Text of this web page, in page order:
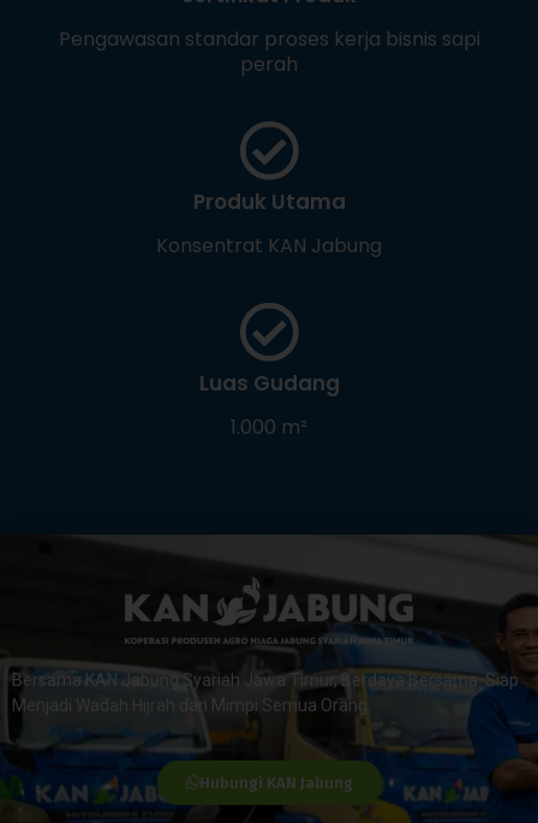
Pengawasan standar proses kerja bisnis sapi
perah
Produk Utama
Konsentrat KAN Jabung
Luas Gudang
1.000 m²
Bersama KAN Jabung Syariah Jawa Timur, Berdaya Bersama. Siap
Menjadi Wadah Hijrah dan Mimpi Semua Orang.
Hubungi KAN Jabung